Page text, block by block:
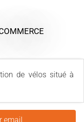
de vélos situé à
email